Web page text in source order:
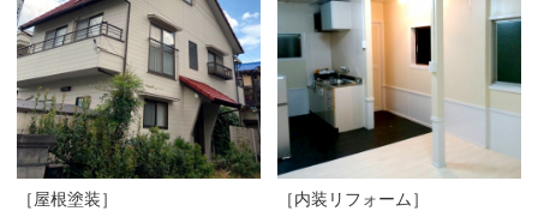
［屋根塗装］
［内装リフォーム］